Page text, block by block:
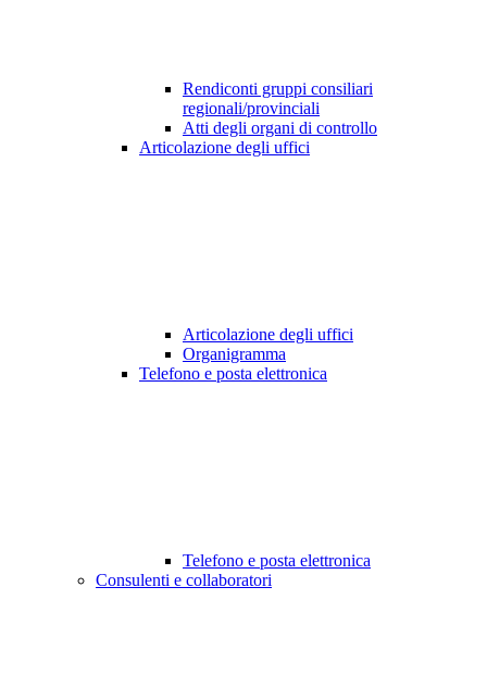
Rendiconti gruppi consiliari
regionali/provinciali
Atti degli organi di controllo
Articolazione degli uffici
Articolazione degli uffici
Organigramma
Telefono e posta elettronica
Telefono e posta elettronica
Consulenti e collaboratori